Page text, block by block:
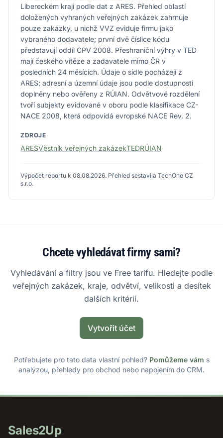
Libereckém kraji podle dat z ARES. Přehled oblastí
doložených vyhraných veřejných zakázek zahrnuje
pouze zakázky, u nichž VVZ eviduje firmu jako
vybraného dodavatele; první dvě číslice kódu
představují oddíl CPV 2008. Přeshraniční výhry v TED
mají českého vítěze a zadavatele mimo ČR v
posledních 24 měsících. Údaje o sídle pocházejí z
ARES; adresní a územní údaje jsou podle dostupnosti
doplněny nebo ověřeny z RÚIAN. Odvětvové rozdělení
tvoří subjekty evidované v oboru podle klasifikace CZ-
NACE 2008, která odpovídá evropské NACE Rev. 2.
ZDROJE
ARESVěstník veřejných zakázekTEDRÚIAN
Výpočet reportu k 08.08.2026. Přehled sestavila TechOne CZ
s.r.o.
Chcete vyhledávat firmy sami?
Vyhledávání a filtry jsou ve Free tarifu. Hledejte podle
veřejných zakázek, kraje, odvětví, velikosti a desítek
dalších kritérií.
Vytvořit účet
Potřebujete pro tato data vlastní pohled? Pomůžeme vám s
analýzou, přehledy pro obchod nebo napojením do CRM.
Sales2Up